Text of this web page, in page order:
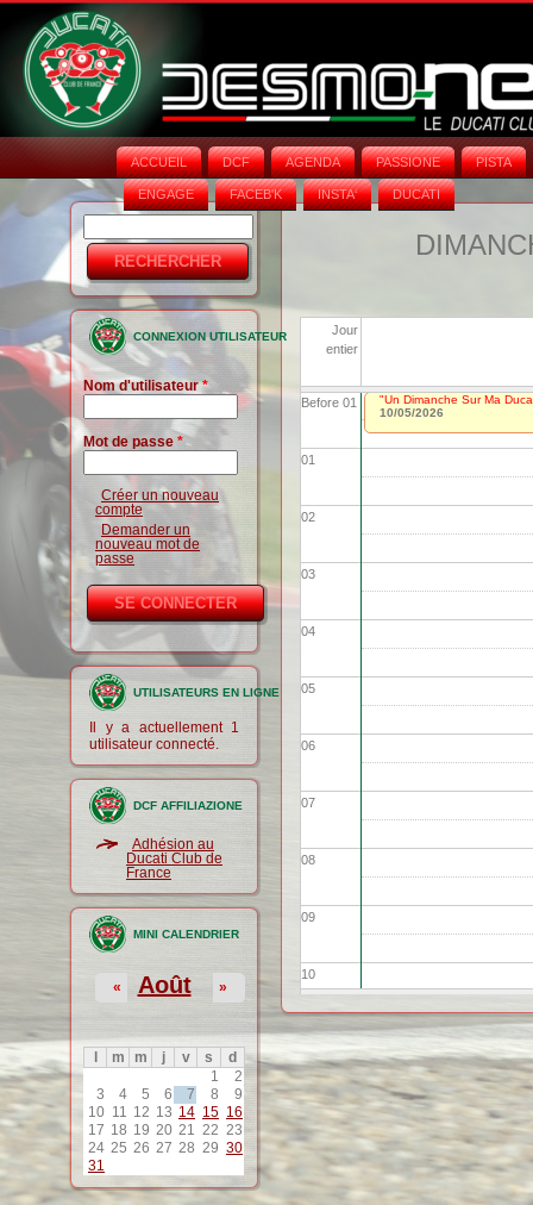
ACCUEIL DCF AGENDA PASSIONE PISTA
ENGAGE FACEB'K INSTA‘ DUCATI
Formulaire
de
recherche
CONNEXION UTILISATEUR
Nom d'utilisateur*
Mot de passe *
Créer un nouveau
compte
Demander un
nouveau mot de
passe
UTILISATEURS EN LIGNE
Il y a actuellement 1
utilisateur connecté.
DCF AFFILIAZIONE
Adhésion au
Ducati Club de
France
MINI CALENDRIER
Août
« »
m m j v s
d
1
2
3
4 5 6 7 8
9
10 11 12 13 14 15 16
17 18 19 20 21 22 23
24 25 26 27 28 29 30
31
Jour
entier
Before 01
01
02
03
04
05
06
07
08
09
10
11
12
13
"Un Dimanche Sur Ma
10/05/2026